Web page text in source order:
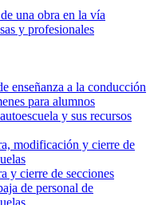
una obra en la vía
y profesionales
enseñanza a la conducción
para alumnos
y sus recursos
modificación y cierre de
y cierre de secciones
de personal de